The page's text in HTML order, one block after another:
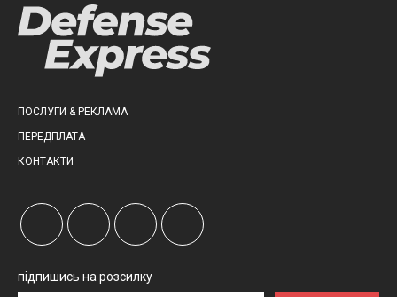
ПОСЛУГИ & РЕКЛАМА
ПЕРЕДПЛАТА
КОНТАКТИ
підпишись на розсилку